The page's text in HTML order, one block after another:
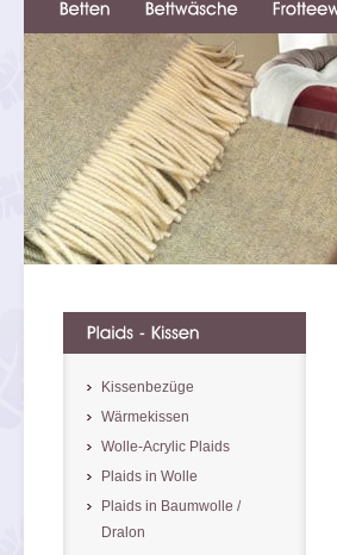
Kissenbezüge
Wärmekissen
Wolle-Acrylic Plaids
Plaids in Wolle
Plaids in Baumwolle /
Dralon